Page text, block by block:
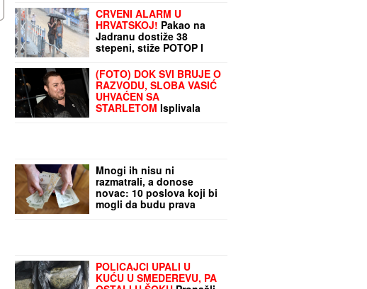
CRVENI ALARM U
HRVATSKOJ! Pakao na
Jadranu dostiže 38
stepeni, stiže POTOP I
(FOTO) DOK SVI BRUJE O
RAZVODU, SLOBA VASIĆ
UHVAĆEN SA
STARLETOM Isplivala
Mnogi ih nisu ni
razmatrali, a donose
novac: 10 poslova koji bi
mogli da budu prava
POLICAJCI UPALI U
KUĆU U SMEDEREVU, PA